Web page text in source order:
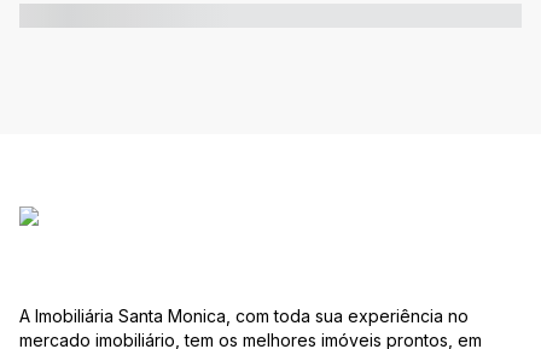
A Imobiliária Santa Monica, com toda sua experiência no
mercado imobiliário, tem os melhores imóveis prontos, em